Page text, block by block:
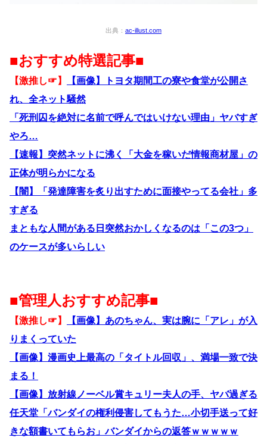
出典： ac-illust.com
■おすすめ特選記事■
【激推し☞】
【画像】トヨタ期間工の寮や食堂が公開さ
れ、全ネット騒然
「死刑囚を絶対に名前で呼んではいけない理由」ヤバすぎ
やろ…
【速報】突然ネットに沸く「大金を稼いだ情報商材屋」の
正体が明らかになる
【闇】「発達障害を炙り出すために面接やってる会社」多
すぎる
まともな人間がある日突然おかしくなるのは「この3つ」
のケースが多いらしい
■管理人おすすめ記事■
【激推し☞】
【画像】あのちゃん、実は腕に「アレ」が入
りまくっていた
【画像】漫画史上最高の「タイトル回収」、満場一致で決
まる！
【画像】放射線ノーベル賞キュリー夫人の手、ヤバ過ぎる
任天堂「バンダイの権利侵害してもうた…小切手送って好
きな額書いてもらお」バンダイからの返答ｗｗｗｗｗ